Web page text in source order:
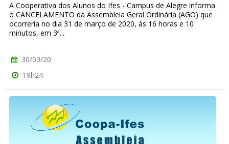
A Cooperativa dos Alunos do Ifes - Campus de Alegre informa
o CANCELAMENTO da Assembleia Geral Ordinária (AGO) que
ocorreria no dia 31 de março de 2020, às 16 horas e 10
minutos, em 3ª...
30/03/20
19h24